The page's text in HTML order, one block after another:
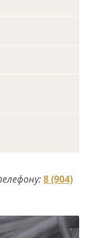
8 (904)